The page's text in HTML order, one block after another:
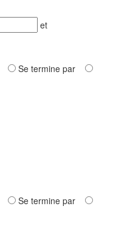
et
Se termine par
Se termine par